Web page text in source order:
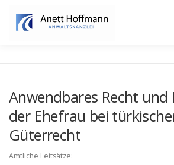
Inhalt
springen
ERBRECHT
Anwendbares Recht und
der Ehefrau bei
Güterrecht
Amtliche Leitsätze: